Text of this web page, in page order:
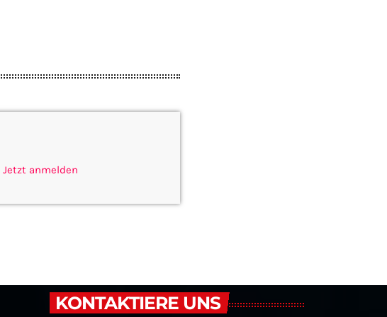
Jetzt anmelden
KONTAKTIERE UNS